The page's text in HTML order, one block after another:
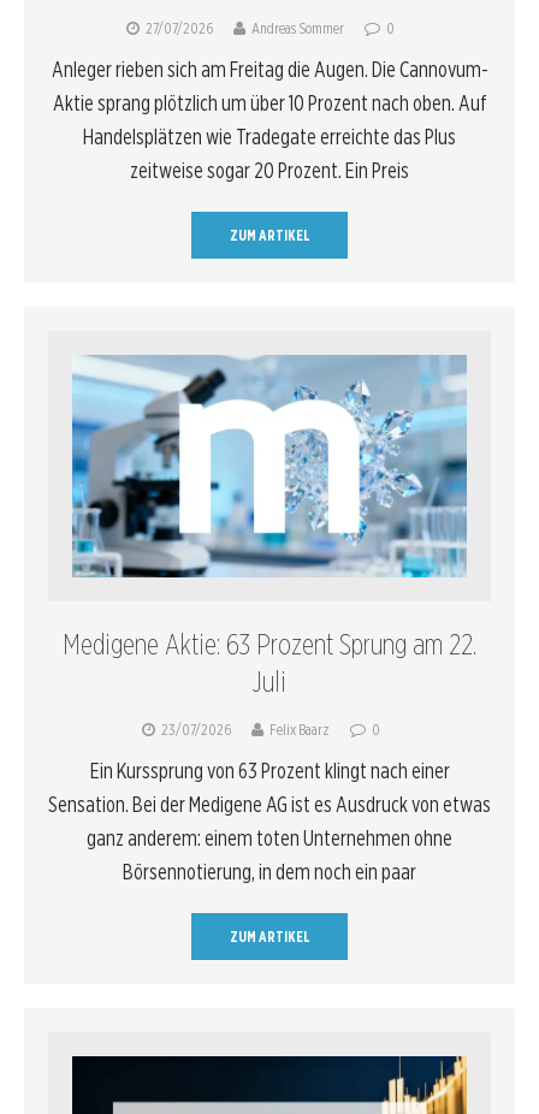
27/07/2026 Andreas Sommer 0
Anleger rieben sich am Freitag die Augen. Die Cannovum-
Aktie sprang plötzlich um über 10 Prozent nach oben. Auf
Handelsplätzen wie Tradegate erreichte das Plus
zeitweise sogar 20 Prozent. Ein Preis
ZUM ARTIKEL
Medigene Aktie: 63 Prozent Sprung am 22.
Juli
23/07/2026 Felix Baarz 0
Ein Kurssprung von 63 Prozent klingt nach einer
Sensation. Bei der Medigene AG ist es Ausdruck von etwas
ganz anderem: einem toten Unternehmen ohne
Börsennotierung, in dem noch ein paar
ZUM ARTIKEL